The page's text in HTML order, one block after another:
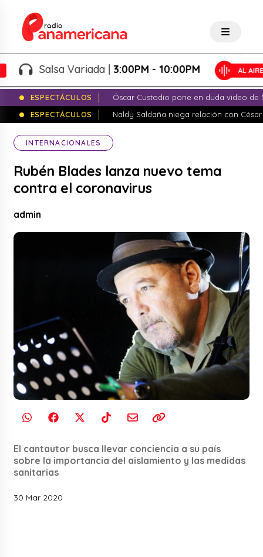
Salsa Variada |3:00PM - 10:00PM
ESPECTÁCULOS
Óscar Custodio pone en duda video de
ESPECTÁCULOS
Naldy Saldaña niega relación con
INTERNACIONALES
Rubén Blades lanza nuevo tema
contra el coronavirus
admin
El cantautor busca llevar conciencia a su país
sobre la importancia del aislamiento y las medidas
sanitarias
30 Mar 2020